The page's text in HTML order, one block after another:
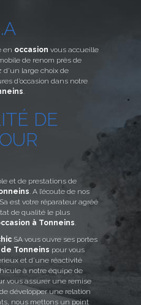
en occasion vous accueille
de renom près de
d’un large choix de
d’occasion dans notre
DE
et de prestations de
. A l’écoute de nos
est votre réparateur agréé
de qualité le plus
à Tonneins
SA vous ouvre ses portes
de Tonneins pour vous
et d’une réactivité
à notre équipe de
vous assurer une remise
développer une relation
nous mettons un point